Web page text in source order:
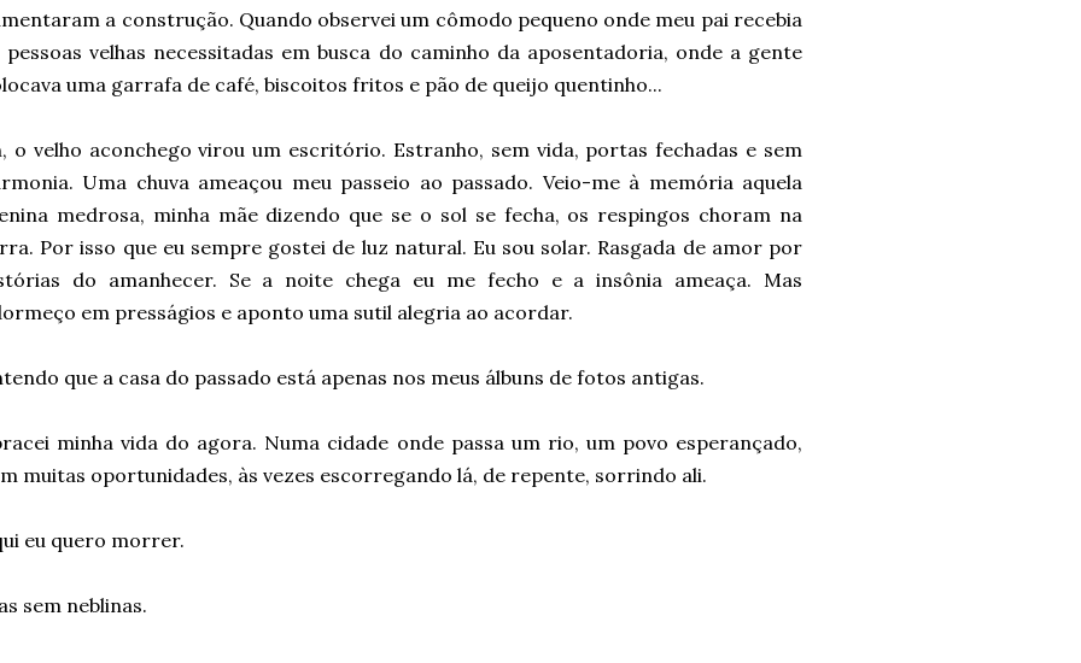
a construção. Quando observei um cômodo pequeno onde meu pai recebia
pessoas velhas necessitadas em busca do caminho da aposentadoria, onde a gente
uma garrafa de café, biscoitos fritos e pão de queijo quentinho...
o velho aconchego virou um escritório. Estranho, sem vida, portas fechadas e sem
Uma chuva ameaçou meu passeio ao passado. Veio-me à memória aquela
medrosa, minha mãe dizendo que se o sol se fecha, os respingos choram na
Por isso que eu sempre gostei de luz natural. Eu sou solar. Rasgada de amor por
do amanhecer. Se a noite chega eu me fecho e a insônia ameaça. Mas
em presságios e aponto uma sutil alegria ao acordar.
que a casa do passado está apenas nos meus álbuns de fotos antigas.
minha vida do agora. Numa cidade onde passa um rio, um povo esperançado,
muitas oportunidades, às vezes escorregando lá, de repente, sorrindo ali.
eu quero morrer.
sem neblinas.